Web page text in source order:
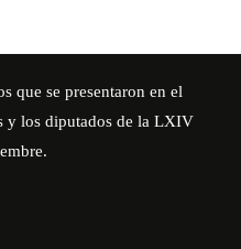
que se presentaron en el
y los diputados de la LXIV